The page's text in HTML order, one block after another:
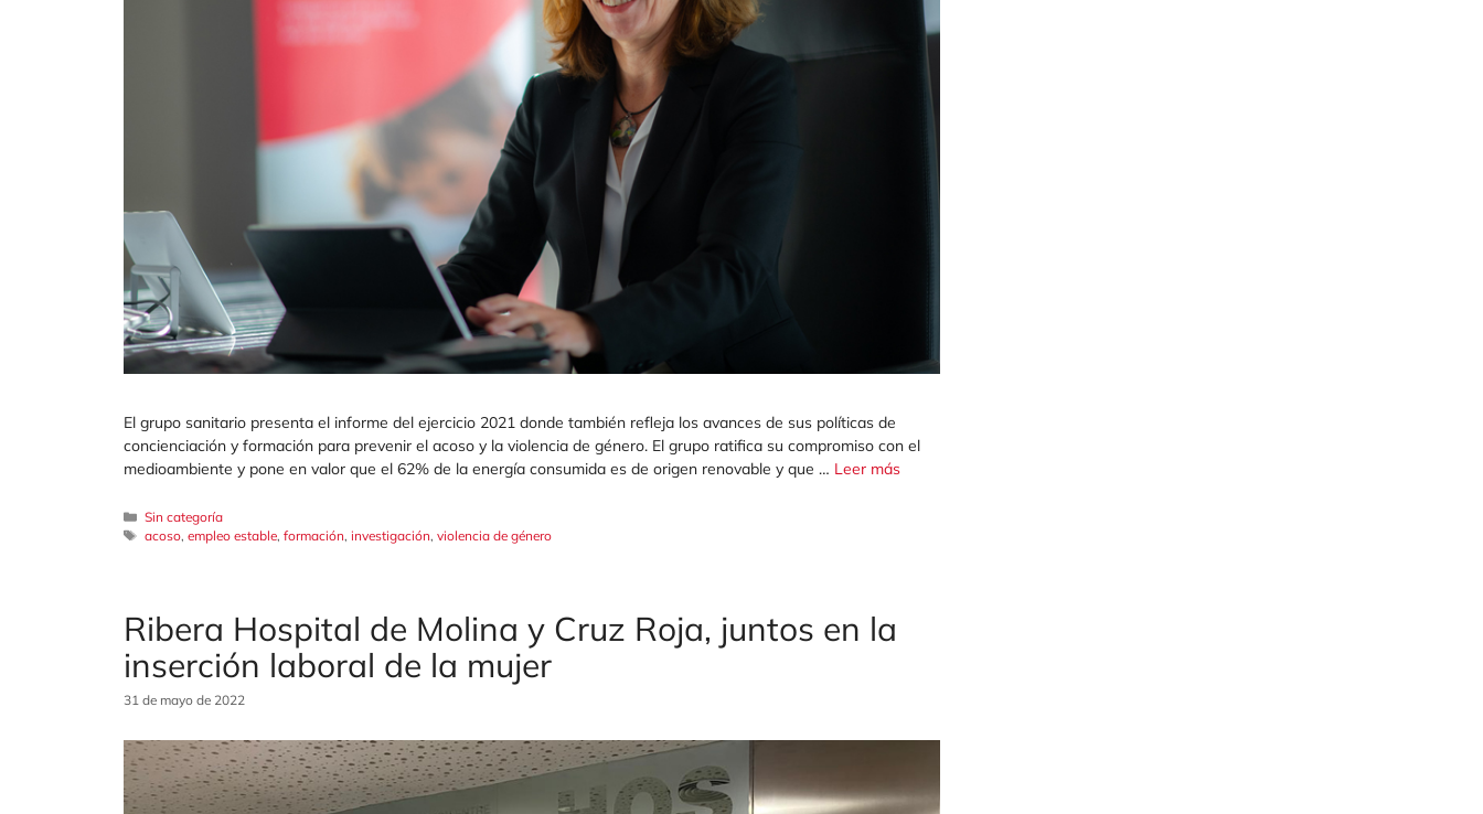
El grupo sanitario presenta el informe del ejercicio 2021 donde también refleja los avances de sus políticas de
concienciación y formación para prevenir el acoso y la violencia de género. El grupo ratifica su compromiso con el
medioambiente y pone en valor que el 62% de la energía consumida es de origen renovable y que … Leer más
Categorías
Sin categoría
Etiquetas
acoso,empleo estable,formación,investigación,violencia de género
Ribera Hospital de Molina y Cruz Roja, juntos en la
inserción laboral de la mujer
31 de mayo de 2022